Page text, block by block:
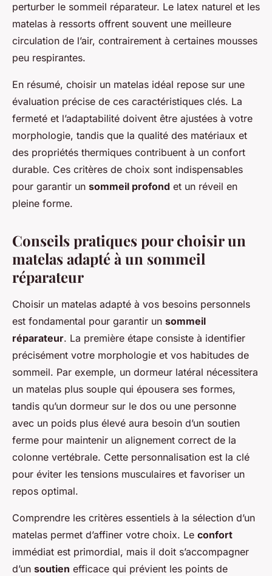
perturber le sommeil réparateur. Le latex naturel et les
matelas à ressorts offrent souvent une meilleure
circulation de l’air, contrairement à certaines mousses
peu respirantes.
En résumé, choisir un matelas idéal repose sur une
évaluation précise de ces caractéristiques clés. La
fermeté et l’adaptabilité doivent être ajustées à votre
morphologie, tandis que la qualité des matériaux et
des propriétés thermiques contribuent à un confort
durable. Ces critères de choix sont indispensables
pour garantir un sommeil profond et un réveil en
pleine forme.
Conseils pratiques pour choisir un
matelas adapté à un sommeil
réparateur
Choisir un matelas adapté à vos besoins personnels
est fondamental pour garantir un sommeil
réparateur. La première étape consiste à identifier
précisément votre morphologie et vos habitudes de
sommeil. Par exemple, un dormeur latéral nécessitera
un matelas plus souple qui épousera ses formes,
tandis qu’un dormeur sur le dos ou une personne
avec un poids plus élevé aura besoin d’un soutien
ferme pour maintenir un alignement correct de la
colonne vertébrale. Cette personnalisation est la clé
pour éviter les tensions musculaires et favoriser un
repos optimal.
Comprendre les critères essentiels à la sélection d’un
matelas permet d’affiner votre choix. Le confort
immédiat est primordial, mais il doit s’accompagner
d’un soutien efficace qui prévient les points de